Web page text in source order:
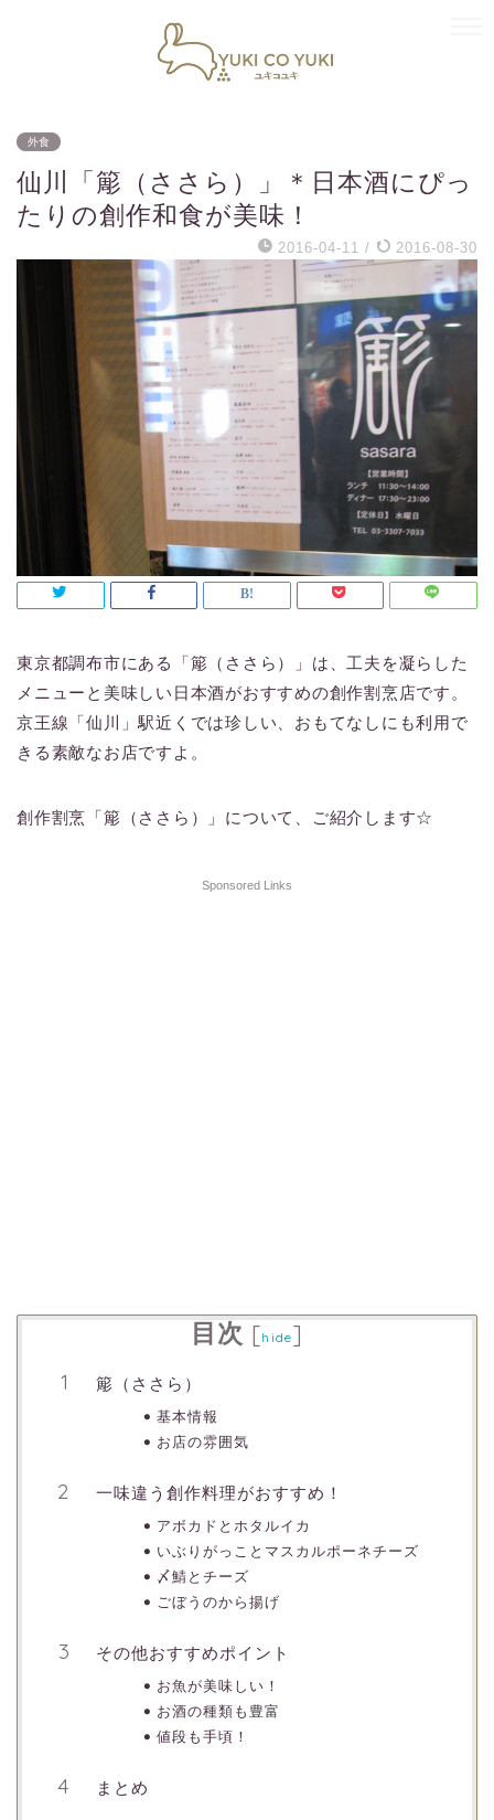
外食
仙川「簓（ささら）」＊日本酒にぴっ
たりの創作和食が美味！
2016-04-11 / 2016-08-30
東京都調布市にある「簓（ささら）」は、工夫を凝らした
メニューと美味しい日本酒がおすすめの創作割烹店です。
京王線「仙川」駅近くでは珍しい、おもてなしにも利用で
きる素敵なお店ですよ。
創作割烹「簓（ささら）」について、ご紹介します☆
Sponsored Links
目次 [hide]
簓（ささら）
基本情報
お店の雰囲気
一味違う創作料理がおすすめ！
アボカドとホタルイカ
いぶりがっことマスカルポーネチーズ
〆鯖とチーズ
ごぼうのから揚げ
その他おすすめポイント
お魚が美味しい！
お酒の種類も豊富
値段も手頃！
まとめ